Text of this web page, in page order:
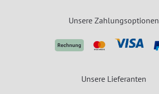
Unsere Zahlungsoptionen
Unsere Lieferanten